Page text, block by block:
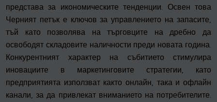
представа за икономическите тенденции. Освен това
Черният петък е ключов за управлението на запасите,
тъй като позволява на търговците на дребно да
освободят складовите наличности преди новата година.
Конкурентният характер на събитието стимулира
иновациите в маркетинговите стратегии, като
предприятията използват както онлайн, така и офлайн
канали, за да привлекат вниманието на потребителите.